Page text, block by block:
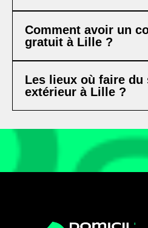
Comment avoir un
gratuit à Lille ?
Les lieux où faire du
extérieur à Lille ?